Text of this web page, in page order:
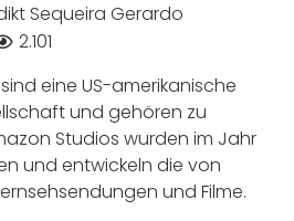
Sequeira Gerardo
2.101
eine US-amerikanische
und gehören zu
Studios wurden im Jahr
und entwickeln die von
und Filme.